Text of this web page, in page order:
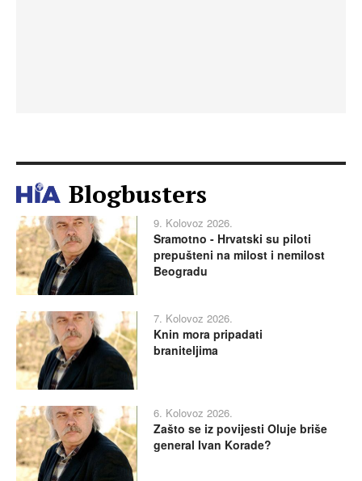
Blogbusters
9. Kolovoz 2026.
Sramotno - Hrvatski su piloti
prepušteni na milost i nemilost
Beogradu
7. Kolovoz 2026.
Knin mora pripadati
braniteljima
6. Kolovoz 2026.
Zašto se iz povijesti Oluje briše
general Ivan Korade?